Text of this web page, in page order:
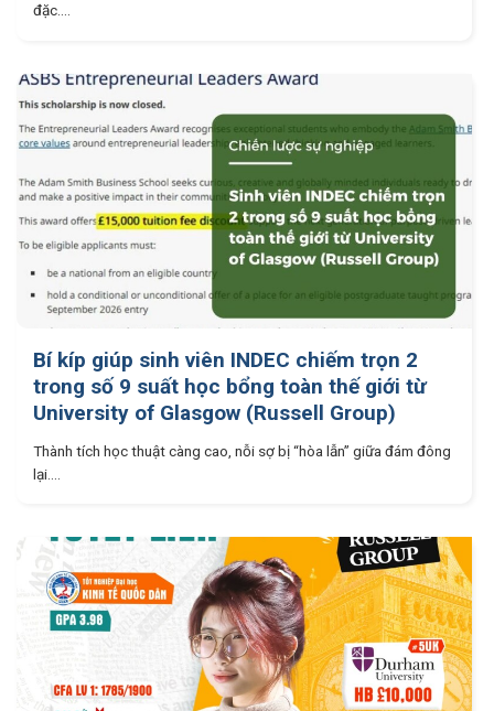
đặc....
Bí kíp giúp sinh viên INDEC chiếm trọn 2
trong số 9 suất học bổng toàn thế giới từ
University of Glasgow (Russell Group)
Thành tích học thuật càng cao, nỗi sợ bị “hòa lẫn” giữa đám đông
lại....